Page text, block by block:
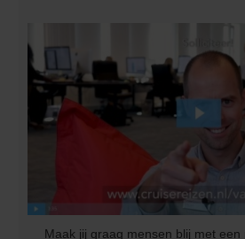
Maak jij graag mensen blij met